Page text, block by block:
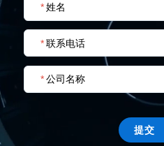
* 姓名
* 联系电话
* 公司名称
提交